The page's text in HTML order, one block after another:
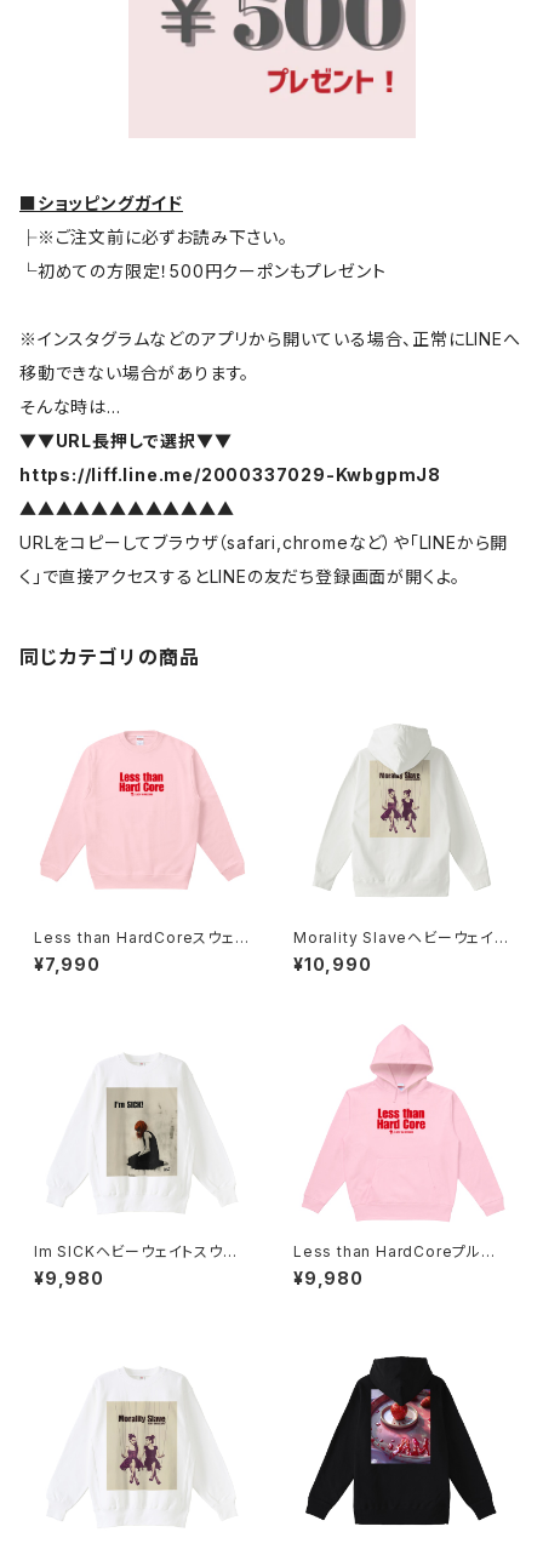
■ショッピングガイド
├※ご注文前に必ずお読み下さい。
└初めての方限定！500円クーポンもプレゼント
※インスタグラムなどのアプリから開いている場合、正常にLINEへ
移動できない場合があります。
そんな時は…
▼▼URL長押しで選択▼▼
https://liff.line.me/2000337029-KwbgpmJ8
▲▲▲▲▲▲▲▲▲▲▲▲
URLをコピーしてブラウザ（safari,chromeなど）や「LINEから開
く」で直接アクセスするとLINEの友だち登録画面が開くよ。
同じカテゴリの商品
Less than HardCoreスウェッ
トシャツ 1014-230221266
¥7,990
Morality Slaveヘビーウェイト
パーカー 1014-230221231
¥10,990
Im SICKヘビーウェイトスウェッ
トシャツ 1014-230221233
¥9,980
Less than HardCoreプルオ
ーバーパーカー 1014-230221
267
¥9,980